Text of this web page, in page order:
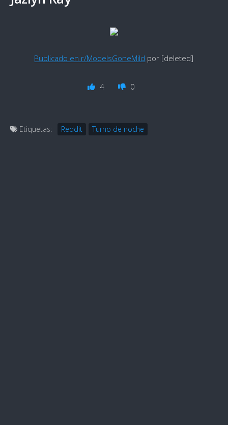
Publicado en r/ModelsGoneMild por [deleted]
4 0
Etiquetas: Reddit Turno de noche